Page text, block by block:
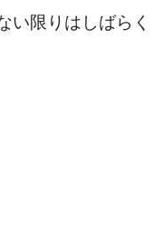
い限りはしばらく